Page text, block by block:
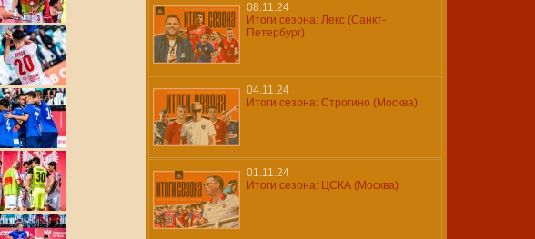
08.11.24
Итоги сезона: Лекс (Санкт-
Петербург)
04.11.24
Итоги сезона: Строгино (Москва)
01.11.24
Итоги сезона: ЦСКА (Москва)